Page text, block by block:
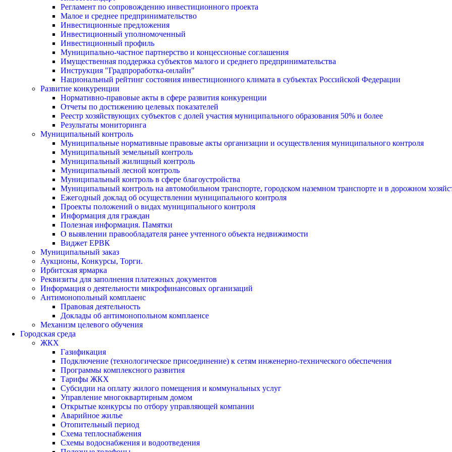
Регламент по сопровождению инвестиционного проекта
Малое и среднее предпринимательство
Инвестиционные предложения
Инвестиционный уполномоченный
Инвестиционный профиль
Муниципально-частное партнерство и концессионые соглашения
Имущественная поддержка субъектов малого и среднего предпринимательства
Инструкция "Градпроработка-онлайн"
Национальный рейтинг состояния инвестиционного климата в субъектах Российской Федерации
Развитие конкуренции
Нормативно-правовые акты в сфере развития конкуренции
Отчеты по достижению целевых показателей
Реестр хозяйствующих субъектов с долей участия муниципального образования 50% и более
Результаты мониторинга
Муниципальный контроль
Муниципальные нормативные правовые акты организации и осуществления муниципального контроля
Муниципальный земельный контроль
Муниципальный жилищный контроль
Муниципальный лесной контроль
Муниципальный контроль в сфере благоустройства
Муниципальный контроль на автомобильном транспорте, городском наземном транспорте и в дорожном
Ежегодный доклад об осуществлении муниципального контроля
Проекты положений о видах муниципального контроля
Информация для граждан
Полезная информация. Памятки
О выявлении правообладателя ранее учтенного объекта недвижимости
Виджет ЕРВК
Муниципальный заказ
Аукционы, Конкурсы, Торги.
Ирбитская ярмарка
Реквизиты для заполнения платежных документов
Информация о деятельности микрофинансовых организаций
Антимонопольный комплаенс
Правовая деятельность
Доклады об антимонопольном комплаенсе
Механизм целевого обучения
Городская среда
ЖКХ
Газификация
Подключение (технологическое присоединение) к сетям инженерно-технического обеспечения
Программы комплексного развития
Тарифы ЖКХ
Субсидии на оплату жилого помещения и коммунальных услуг
Управление многоквартирным домом
Открытые конкурсы по отбору управляющей компании
Аварийное жилье
Отопительный период
Схема теплоснабжения
Схемы водоснабжения и водоотведения